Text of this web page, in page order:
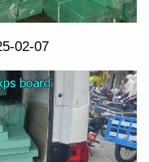
02-07